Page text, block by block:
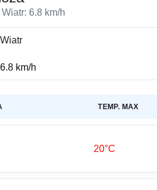
6.8 km/h
Wiatr
6.8 km/h
TEMP. MAX
20°C